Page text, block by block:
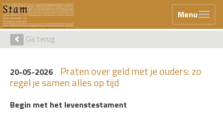
Menu
Ga terug
20-05-2026 Praten over geld met je ouders: zo
regel je samen alles op tijd
Begin met het levenstestament